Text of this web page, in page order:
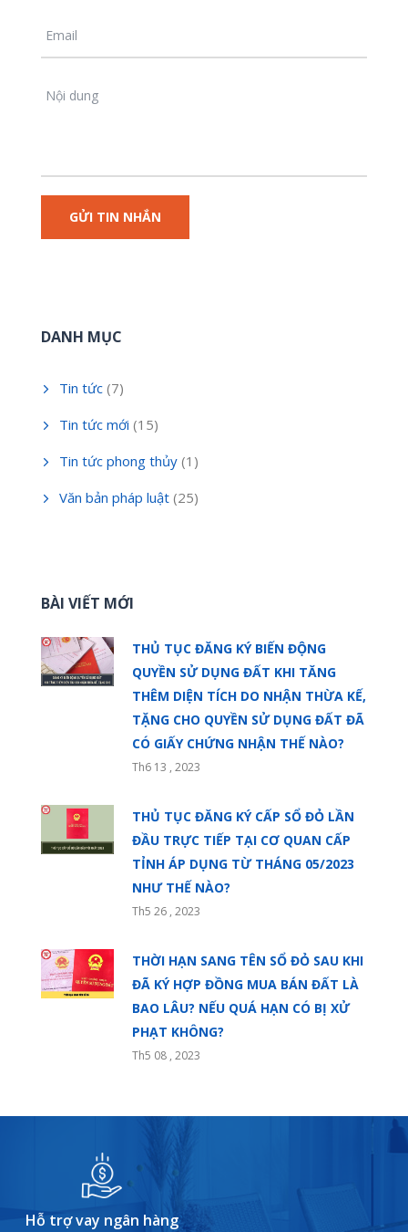
DANH MỤC
Tin tức (7)
Tin tức mới (15)
Tin tức phong thủy (1)
Văn bản pháp luật (25)
BÀI VIẾT MỚI
THỦ TỤC ĐĂNG KÝ BIẾN ĐỘNG
QUYỀN SỬ DỤNG ĐẤT KHI TĂNG
THÊM DIỆN TÍCH DO NHẬN THỪA KẾ,
TẶNG CHO QUYỀN SỬ DỤNG ĐẤT ĐÃ
CÓ GIẤY CHỨNG NHẬN THẾ NÀO?
Th6 13 , 2023
THỦ TỤC ĐĂNG KÝ CẤP SỔ ĐỎ LẦN
ĐẦU TRỰC TIẾP TẠI CƠ QUAN CẤP
TỈNH ÁP DỤNG TỪ THÁNG 05/2023
NHƯ THẾ NÀO?
Th5 26 , 2023
THỜI HẠN SANG TÊN SỔ ĐỎ SAU KHI
ĐÃ KÝ HỢP ĐỒNG MUA BÁN ĐẤT LÀ
BAO LÂU? NẾU QUÁ HẠN CÓ BỊ XỬ
PHẠT KHÔNG?
Th5 08 , 2023
Hỗ trợ vay ngân hàng